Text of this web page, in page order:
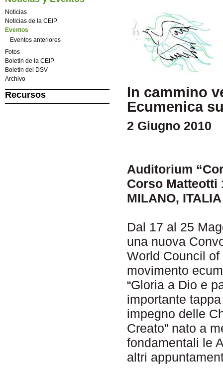
In cammino
Ecumenica
2 Giugno 2010
Auditorium
Corso Matteotti
MILANO, ITALIA
Dal 17 al 25
una nuova
World Council
movimento
“Gloria a Dio e
importante
impegno delle
Creato” nato a
fondamentali le
altri
Noticias
Noticias de la CEIP
Eventos
Eventos anteriores
Fotos
Boletín de la CEIP
Boletín del DSV
Archivo
Recursos